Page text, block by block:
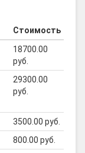
Стоимость
18700.00
руб.
29300.00
руб.
3500.00 руб.
800.00 руб.